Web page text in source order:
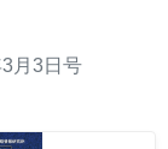
月3日号